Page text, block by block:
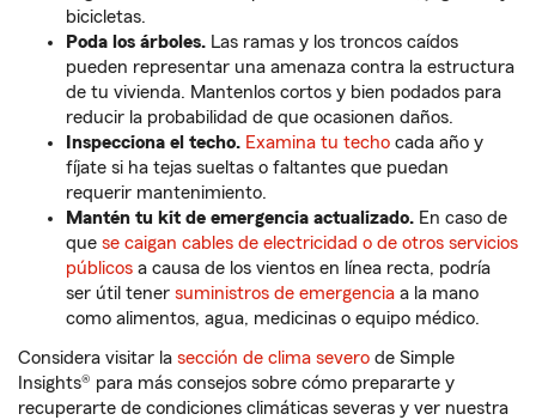
bicicletas.
Poda los árboles. Las ramas y los troncos caídos
pueden representar una amenaza contra la estructura
de tu vivienda. Mantenlos cortos y bien podados para
reducir la probabilidad de que ocasionen daños.
Inspecciona el techo. Examina tu techo cada año y
fíjate si ha tejas sueltas o faltantes que puedan
requerir mantenimiento.
Mantén tu kit de emergencia actualizado. En caso de
que se caigan cables de electricidad o de otros servicios
públicos a causa de los vientos en línea recta, podría
ser útil tener suministros de emergencia a la mano
como alimentos, agua, medicinas o equipo médico.
Considera visitar la sección de clima severo de Simple
Insights® para más consejos sobre cómo prepararte y
recuperarte de condiciones climáticas severas y ver nuestra